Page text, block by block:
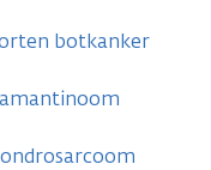
botkanker